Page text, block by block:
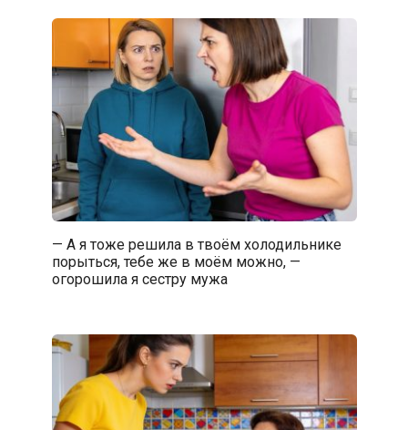
— А я тоже решила в твоём холодильнике
порыться, тебе же в моём можно, —
огорошила я сестру мужа